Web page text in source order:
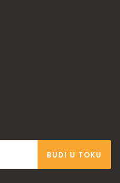
BUDI U TOKU